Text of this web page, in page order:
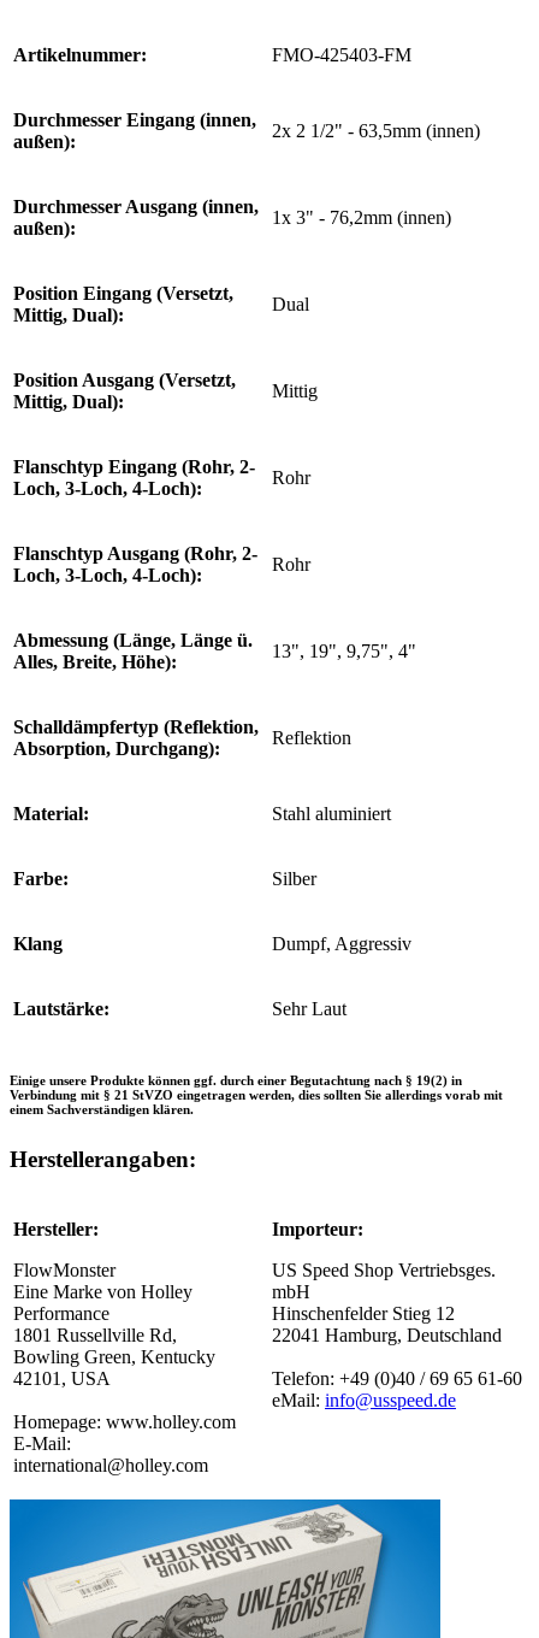
Artikelnummer: FMO-425403-FM
Durchmesser Eingang (innen,
außen):
2x 2 1/2" - 63,5mm (innen)
Durchmesser Ausgang (innen,
außen):
1x 3" - 76,2mm (innen)
Position Eingang (Versetzt,
Mittig, Dual):
Dual
Position Ausgang (Versetzt,
Mittig, Dual):
Mittig
Flanschtyp Eingang (Rohr, 2-
Loch, 3-Loch, 4-Loch):
Rohr
Flanschtyp Ausgang (Rohr, 2-
Loch, 3-Loch, 4-Loch):
Rohr
Abmessung (Länge, Länge ü.
Alles, Breite, Höhe):
13", 19", 9,75", 4"
Schalldämpfertyp (Reflektion,
Absorption, Durchgang):
Reflektion
Material: Stahl aluminiert
Farbe: Silber
Klang Dumpf, Aggressiv
Lautstärke: Sehr Laut
Einige unsere Produkte können ggf. durch einer Begutachtung nach § 19(2) in
Verbindung mit § 21 StVZO eingetragen werden, dies sollten Sie allerdings vorab mit
einem Sachverständigen klären.
Herstellerangaben:
Hersteller:
FlowMonster
Eine Marke von Holley
Performance
1801 Russellville Rd,
Bowling Green, Kentucky
42101, USA
Homepage: www.holley.com
E-Mail:
international@holley.com
Importeur:
US Speed Shop Vertriebsges.
mbH
Hinschenfelder Stieg 12
22041 Hamburg, Deutschland
Telefon: +49 (0)40 / 69 65 61-60
eMail: info@usspeed.de